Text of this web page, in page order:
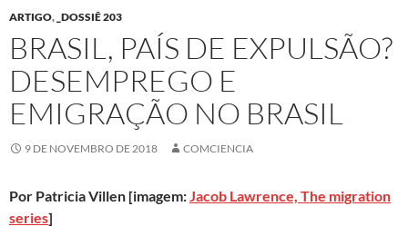
ARTIGO, _DOSSIÊ 203
BRASIL, PAÍS DE EXPULSÃO?
DESEMPREGO E
EMIGRAÇÃO NO BRASIL
9 DE NOVEMBRO DE 2018 COMCIENCIA
Por Patricia Villen [imagem:Jacob Lawrence, The migration
series]